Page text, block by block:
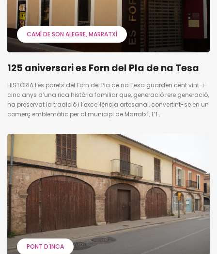
CAMÍ DE SON ALEGRE MARRATXÍ
125 aniversari es Forn del Pla de na Tesa
HISTÒRIA Les parets del Forn del Pla de na Tesa guarden cent vint-i-
cinc anys d’una rica història familiar que, generació rere generació,
ha preservat la tradició i l’excel·lència artesanal, convertint-se en un
comerç emblemàtic per al municipi de Marratxí. L’1...
PONT D'INCA